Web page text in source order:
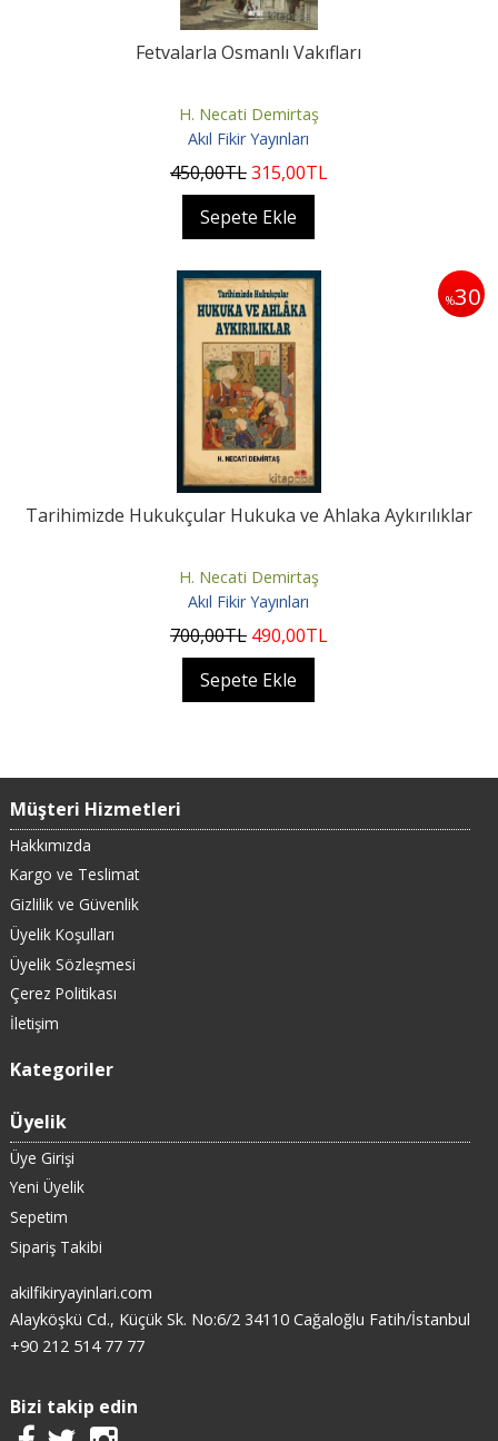
Fetvalarla Osmanlı Vakıfları
H. Necati Demirtaş
Akıl Fikir Yayınları
450,00TL315,00TL
Sepete Ekle
%30
Tarihimizde Hukukçular Hukuka ve Ahlaka Aykırılıklar
H. Necati Demirtaş
Akıl Fikir Yayınları
700,00TL 490,00TL
Sepete Ekle
Müşteri Hizmetleri
Hakkımızda
Kargo ve Teslimat
Gizlilik ve Güvenlik
Üyelik Koşulları
Üyelik Sözleşmesi
Çerez Politikası
İletişim
Kategoriler
Üyelik
Üye Girişi
Yeni Üyelik
Sepetim
Sipariş Takibi
akilfikiryayinlari.com
Alayköşkü Cd., Küçük Sk. No:6/2 34110 Cağaloğlu Fatih/İstanbul
+90 212 514 77 77
Bizi takip edin